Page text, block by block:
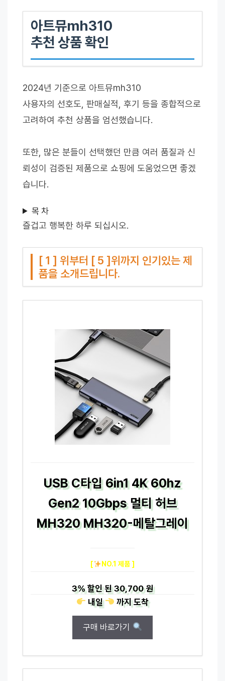
아트뮤mh310
추천 상품 확인
2024년 기준으로 아트뮤mh310
사용자의 선호도, 판매실적, 후기 등을 종합적으로
고려하여 추천 상품을 엄선했습니다.
또한, 많은 분들이 선택했던 만큼 여러 품질과 신
뢰성이 검증된 제품으로 쇼핑에 도움었으면 좋겠
습니다.
목 차
즐겁고 행복한 하루 되십시오.
[ 1 ] 위부터 [ 5 ]위까지 인기있는 제
품을 소개드립니다.
USB C타입 6in1 4K 60hz
Gen2 10Gbps 멀티 허브
MH320 MH320-메탈그레이
[ NO.1 제품 ]
3%할인 된30,700 원
내일
까지도착
구매 바로가기